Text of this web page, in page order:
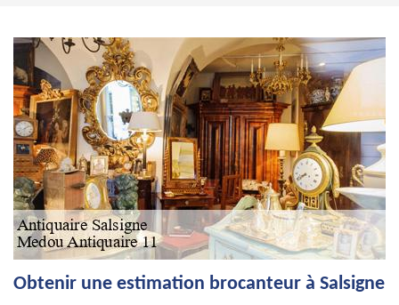
Obtenir une estimation brocanteur à Salsigne